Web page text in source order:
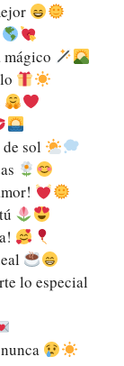
mágico
sol
lo especial